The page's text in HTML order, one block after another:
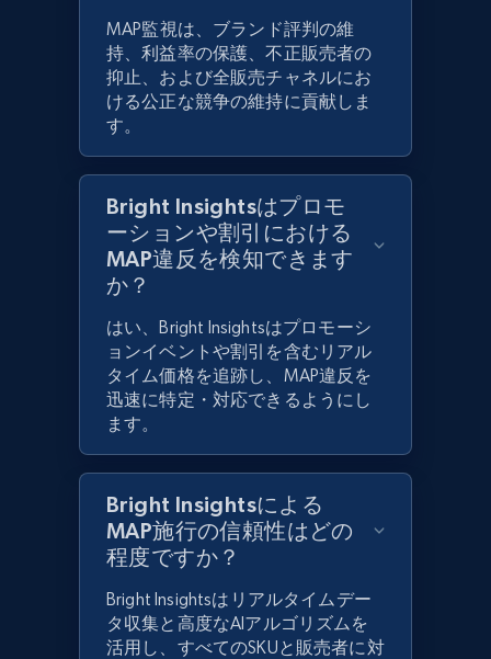
MAP監視は、ブランド評判の維
持、利益率の保護、不正販売者の
抑止、および全販売チャネルにお
ける公正な競争の維持に貢献しま
す。
Bright Insightsはプロモ
ーションや割引における
MAP違反を検知できます
か？
はい、Bright Insightsはプロモーシ
ョンイベントや割引を含むリアル
タイム価格を追跡し、MAP違反を
迅速に特定・対応できるようにし
ます。
Bright Insightsによる
MAP施行の信頼性はどの
程度ですか？
Bright Insightsはリアルタイムデー
タ収集と高度なAIアルゴリズムを
活用し、すべてのSKUと販売者に対